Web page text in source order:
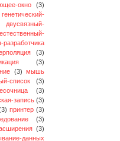
окно
(3)
генетический-
двусвязный-
естественный-
разработчика
(3)
(3)
(3) мышь
список
(3)
(3)
запись (3)
принтер (3)
(3)
(3)
данных